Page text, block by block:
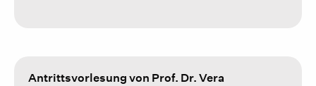
Antrittsvorlesung von Prof. Dr. Vera